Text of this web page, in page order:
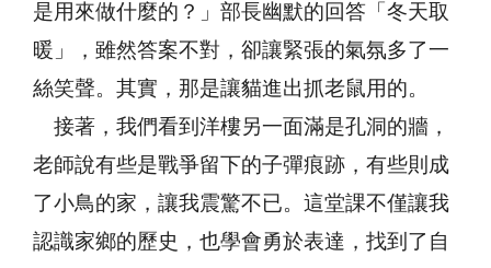
是用來做什麼的？」部長幽默的回答「冬天取
暖」，雖然答案不對，卻讓緊張的氣氛多了一
絲笑聲。其實，那是讓貓進出抓老鼠用的。
接著，我們看到洋樓另一面滿是孔洞的牆，
老師說有些是戰爭留下的子彈痕跡，有些則成
了小鳥的家，讓我震驚不已。這堂課不僅讓我
認識家鄉的歷史，也學會勇於表達，找到了自